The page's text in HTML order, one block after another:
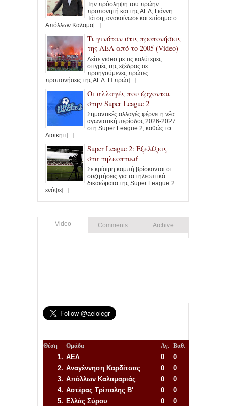
Την πρόσληψη του πρώην
προπονητή και της ΑΕΛ, Γιάννη
Τάτση, ανακοίνωσε και επίσημα ο
Απόλλων Καλαμα[...]
Τι γινόταν στις προπονήσεις
της ΑΕΛ από το 2005 (Video)
Δείτε video με τις καλύτερες
στιγμές της εξέδρας σε
προηγούμενες πρώτες
προπονήσεις της ΑΕΛ. Η πρώτ[...]
Οι αλλαγές που έρχονται
στην Super League 2
Σημαντικές αλλαγές φέρνει η νέα
αγωνιστική περίοδος 2026-2027
στη Super League 2, καθώς το
Διοικητι [...]
Super League 2: Εξελίξεις
στα τηλεοπτικά
Σε κρίσιμη καμπή βρίσκονται οι
συζητήσεις για τα τηλεοπτικά
δικαιώματα της Super League 2
ενόψε[...]
Video Comments Archive
Θέση Ομάδα Αγ. Βαθ.
1. ΑΕΛ 0
0
2. Αναγέννηση Καρδίτσας 0
0
3. Απόλλων Καλαμαριάς 0
0
4. Αστέρας Τρίπολης Β' 0
0
5. Ελλάς Σύρου 0
0